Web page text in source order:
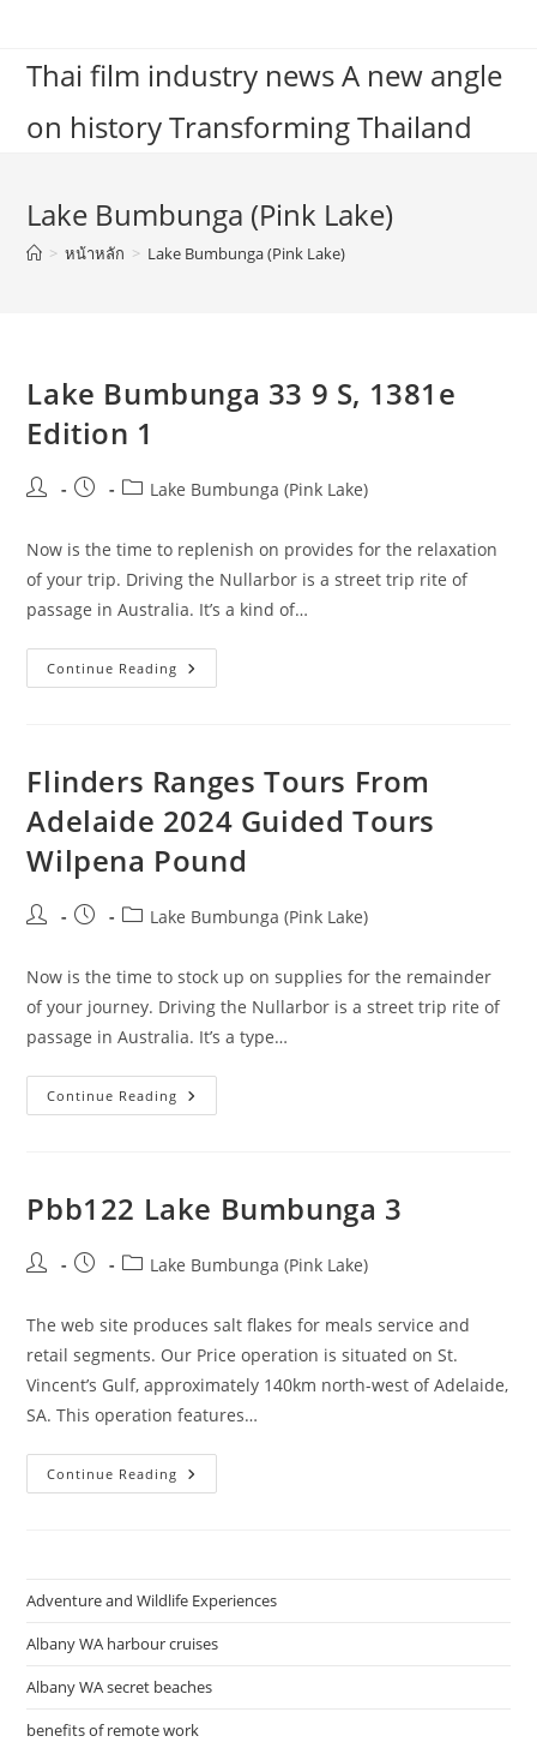
contentThai film industry news A new angle
on history Transforming Thailand
Lake Bumbunga (Pink Lake)
> หน้าหลัก > Lake Bumbunga (Pink Lake)
Lake Bumbunga 33 9 S, 1381e
Edition 1
Post
Post
PostLake Bumbunga (Pink Lake)
Now is the time to replenish on provides for the relaxation
of your trip. Driving the Nullarbor is a street trip rite of
passage in Australia. It’s a kind of…
Continue Reading Lake
Bumbunga
1
Flinders Ranges Tours From
Adelaide 2024 Guided Tours
Wilpena Pound
Post
Post
PostLake Bumbunga (Pink Lake)
Now is the time to stock up on supplies for the remainder
of your journey. Driving the Nullarbor is a street trip rite of
passage in Australia. It’s a type…
Continue Reading Flinders
Ranges
Guided
Tours
Pbb122 Lake Bumbunga 3
Post
Post
PostLake Bumbunga (Pink Lake)
The web site produces salt flakes for meals service and
retail segments. Our Price operation is situated on St.
Vincent’s Gulf, approximately 140km north-west of Adelaide,
SA. This operation features…
Continue Reading Pbb122
Lake
Adventure and Wildlife Experiences
Albany WA harbour cruises
Albany WA secret beaches
benefits of remote work